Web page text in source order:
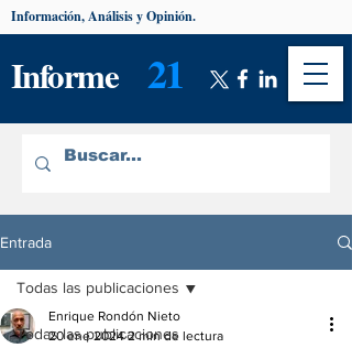
Informe 21
Información, Análisis y Opinión.
Entrada
Todas las publicaciones
Todas las publicaciones
Enrique Rondón Nieto
20 ene 2024 2 min de lectura